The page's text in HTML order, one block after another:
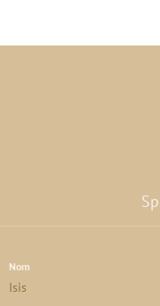
Nom
Isis